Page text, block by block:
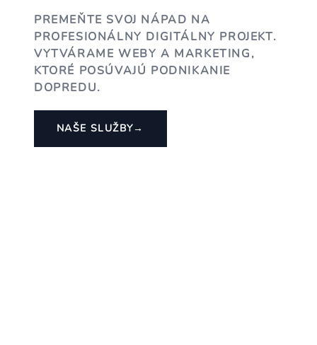
PREMEŇTE SVOJ NÁPAD NA
PROFESIONÁLNY DIGITÁLNY PROJEKT.
VYTVÁRAME WEBY A MARKETING,
KTORÉ POSÚVAJÚ PODNIKANIE
DOPREDU.
NAŠE SLUŽBY→